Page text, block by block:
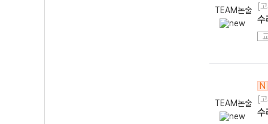
TEAM논술
[
수
TEAM논술
N
[
수